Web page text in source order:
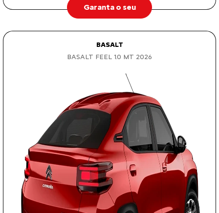
Garanta o seu
BASALT
BASALT FEEL 1.0 MT 2026